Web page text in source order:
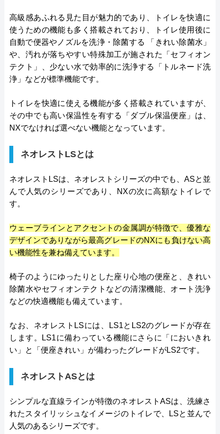
高級感あふれる見た目が魅力的であり、トイレを快適に
使うための機能も多く搭載されており、トイレ使用後に
自動で便器やノズルを洗浄・除菌する 「きれい除菌水」
や、汚れが落ちやすい特殊加工が施された「セフィオン
テクト」、少ない水で効率的に洗浄する「トルネード洗
浄」などが標準機能です。
トイレを快適に使える機能が多く搭載されていますが、
その中でも高い保温性を有する「ダブル保温便座」は、
NXでなければ選べない機能となっています。
ネオレストLSとは
ネオレストLSは、ネオレストシリーズの中でも、ASと並
んで人気のシリーズであり、NXの次に高額なトイレで
す。
ウェーブラインとアクセントの金属調が特徴で、優雅な
デザインでありながら最高グレードのNXにも負けない高
い機能性を兼ね備えています。
椅子のようにゆったりとした座り心地の便座と、きれい
除菌水やセフィオンテクトなどの清潔機能、オート洗浄
などの快適機能も備えています。
なお、ネオレストLSには、LS1とLS2のグレードが存在
します。LS1に備わっている機能にさらに「においきれ
い」と「便座きれい」が備わったグレードがLS2です。
ネオレストASとは
シンプルな直線ラインが特徴のネオレストASは、洗練さ
れたスタイリッシュなイメージのトイレで、LSと並んで
人気のあるシリーズです。